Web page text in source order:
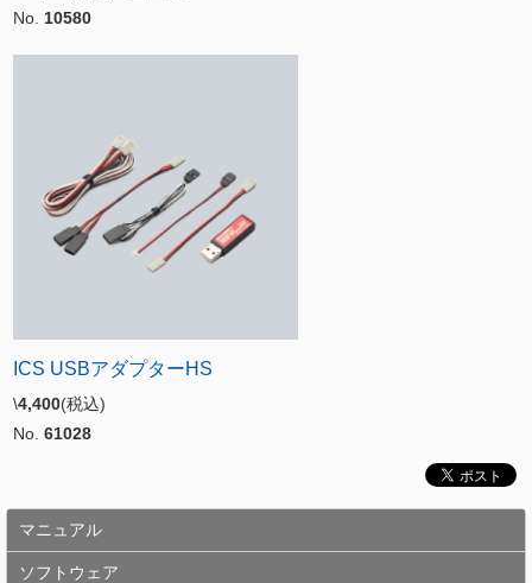
No. 10580
ICS USBアダプターHS
\4,400(税込)
No. 61028
マニュアル
ソフトウェア